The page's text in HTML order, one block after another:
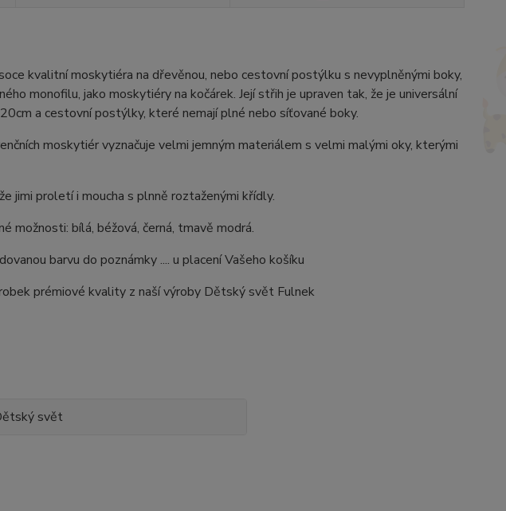
kvalitní moskytiéra na dřevěnou, nebo cestovní postýlku s nevyplněnými boky,
monofilu, jako moskytiéry na kočárek. Její střih je upraven tak, že je universální
a cestovní postýlky, které nemají plné nebo síťované boky.
moskytiér vyznačuje velmi jemným materiálem s velmi malými oky, kterými
jimi proletí i moucha s plnně roztaženými křídly.
bílá, béžová, černá, tmavě modrá.
barvu do poznámky .... u placení Vašeho košíku
prémiové kvality z naší výroby Dětský svět Fulnek
svět